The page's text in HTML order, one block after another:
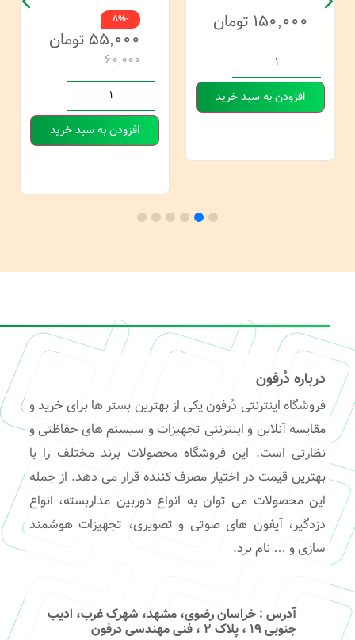
۱۵۰,۰۰۰ تومان
افزودن به سبد خرید
۶۰,۰۰۰
۵۵,۰۰۰ تومان
-8%
افزودن به سبد خرید
درباره دُرفون
فروشگاه اینترنتی دُرفون یکی از بهترین بستر ها برای خرید و
مقایسه آنلاین و اینترنتی تجهیزات و سیستم های حفاظتی و
نظارتی است. این فروشگاه محصولات برند مختلف را با
بهترین قیمت در اختیار مصرف کننده قرار می دهد. از جمله
این محصولات می توان به انواع دوربین مداربسته، انواع
دزدگیر، آیفون های صوتی و تصویری، تجهیزات هوشمند
سازی و … نام برد.
آدرس : خراسان رضوی، مشهد، شهرک غرب، ادیب
جنوبی ۱۹ ، پلاک ۲ ، فنی مهندسی درفون